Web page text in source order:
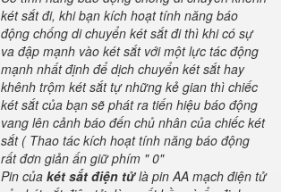
két sắt đi, khi bạn kích hoạt tính năng báo
động chống di chuyển két sắt đi thì khi có sự
va đập mạnh vào két sắt với một lực tác động
mạnh nhất định để dịch chuyển két sắt hay
khênh trộm két sắt tự những kẻ gian thì chiếc
két sắt của bạn sẽ phát ra tiến hiệu báo động
vang lên cảnh báo đến chủ nhân của chiếc két
sắt ( Thao tác kích hoạt tính năng báo động
rất đơn giản ấn giữ phím " 0"
Pin của két sắt điện tửlà pin AA mạch điện tử